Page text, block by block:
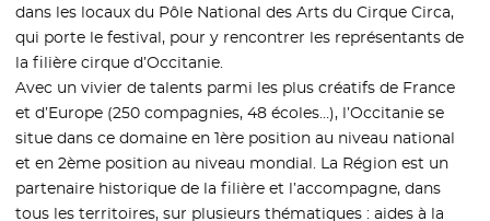
dans les locaux du Pôle National des Arts du Cirque Circa,
qui porte le festival, pour y rencontrer les représentants de
la filière cirque d’Occitanie.
Avec un vivier de talents parmi les plus créatifs de France
et d’Europe (250 compagnies, 48 écoles…), l’Occitanie se
situe dans ce domaine en 1ère position au niveau national
et en 2ème position au niveau mondial. La Région est un
partenaire historique de la filière et l’accompagne, dans
tous les territoires, sur plusieurs thématiques : aides à la